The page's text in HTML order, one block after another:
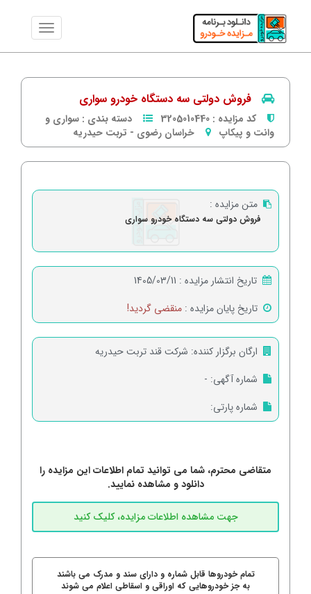
فروش دولتی سه دستگاه خودرو سواری
کد مزایده : 3205010440 دسته بندی : سواری و
وانت و پیکاپ
خراسان رضوی - تربت حیدریه
متن مزایده :
فروش دولتی سه دستگاه خودرو سواری
تاریخ انتشار مزایده : 1405/03/11
تاریخ پایان مزایده : منقضی گردید!
ارگان برگزار کننده: شرکت قند تربت حیدریه
شماره آگهی: -
شماره پارتی:
متقاضی محترم، شما می توانید تمام اطلاعات این مزایده را
دانلود و مشاهده نمایید.
تمام خودروها قابل شماره و دارای سند و مدرک می باشند
به جز خودروهایی که اوراقی و اسقاطی اعلام می شوند